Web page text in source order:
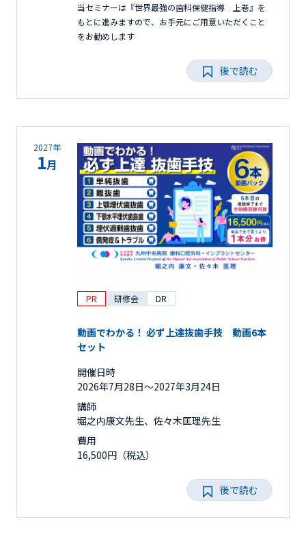
当セミナーは『世界最強の歯科保健指導 上巻』を
もとに進みますので、お手元にご用意いただくこと
をお勧めします
後で読む
2027年
1月
PR 研修会 DR
動画でわかる！ 必ず上達抜歯手技 動画6本
セット
開催日時
2026年7月28日〜2027年3月24日
講師
堀之内康文先生、佐々木匡理先生
費用
16,500円（税込）
後で読む